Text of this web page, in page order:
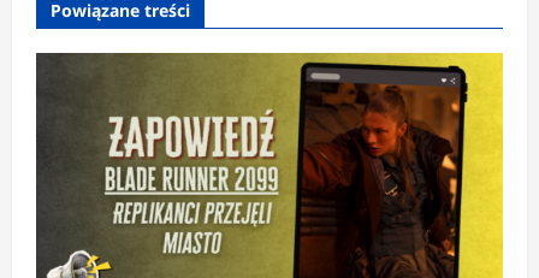
i
s
Powiązane treści